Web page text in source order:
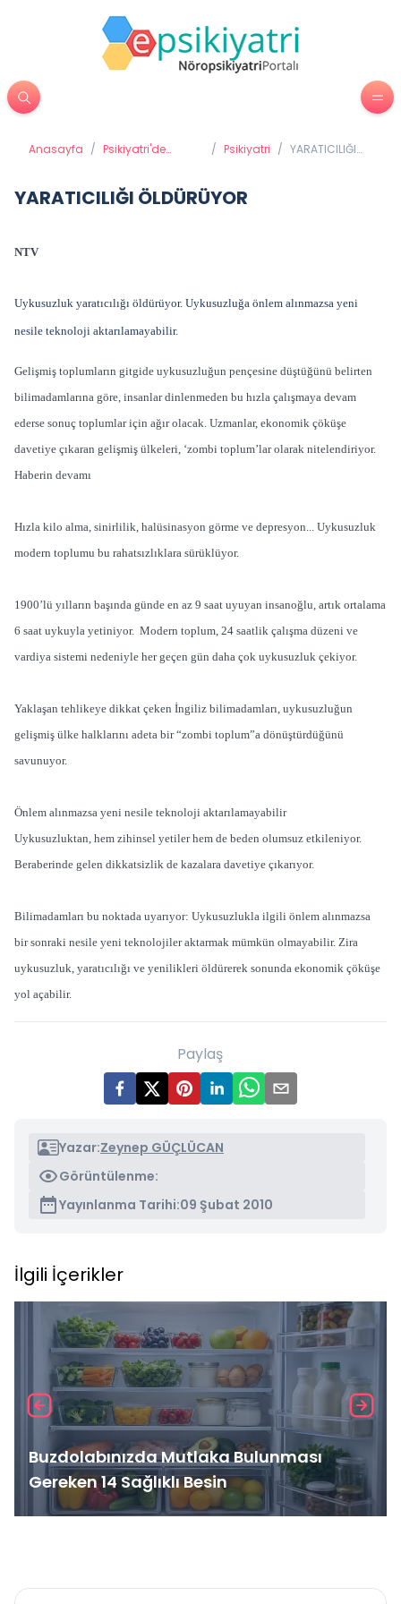
Anasayfa / Psikiyatri'de
/ Psikiyatri / YARATICILIĞI
YARATICILIĞI ÖLDÜRÜYOR
NTV
Uykusuzluk yaratıcılığı öldürüyor. Uykusuzluğa önlem alınmazsa yeni
nesile teknoloji aktarılamayabilir.
Gelişmiş toplumların gitgide uykusuzluğun pençesine düştüğünü belirten
bilimadamlarına göre, insanlar dinlenmeden bu hızla çalışmaya devam
ederse sonuç toplumlar için ağır olacak. Uzmanlar, ekonomik çöküşe
davetiye çıkaran gelişmiş ülkeleri, ‘zombi toplum’lar olarak nitelendiriyor.
Haberin devamı
Hızla kilo alma, sinirlilik, halüsinasyon görme ve depresyon... Uykusuzluk
modern toplumu bu rahatsızlıklara sürüklüyor.
1900’lü yılların başında günde en az 9 saat uyuyan insanoğlu, artık ortalama
6 saat uykuyla yetiniyor. Modern toplum, 24 saatlik çalışma düzeni ve
vardiya sistemi nedeniyle her geçen gün daha çok uykusuzluk çekiyor.
Yaklaşan tehlikeye dikkat çeken İngiliz bilimadamları, uykusuzluğun
gelişmiş ülke halklarını adeta bir “zombi toplum”a dönüştürdüğünü
savunuyor.
Önlem alınmazsa yeni nesile teknoloji aktarılamayabilir
Uykusuzluktan, hem zihinsel yetiler hem de beden olumsuz etkileniyor.
Beraberinde gelen dikkatsizlik de kazalara davetiye çıkarıyor.
Bilimadamları bu noktada uyarıyor: Uykusuzlukla ilgili önlem alınmazsa
bir sonraki nesile yeni teknolojiler aktarmak mümkün olmayabilir. Zira
uykusuzluk, yaratıcılığı ve yenilikleri öldürerek sonunda ekonomik çöküşe
yol açabilir.
Paylaş
Yazar:Zeynep GÜÇLÜCAN
Görüntülenme:
Yayınlanma Tarihi:09 Şubat 2010
İlgili İçerikler
Buzdolabınızda Mutlaka Bulunması
Gereken 14 Sağlıklı Besin